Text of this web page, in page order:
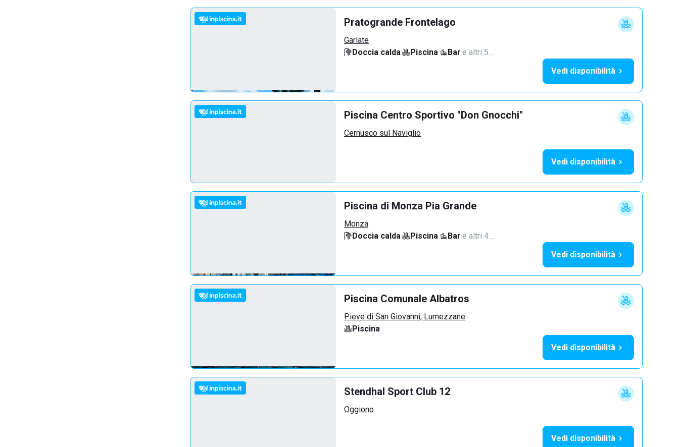
Pratogrande Frontelago
Garlate
Doccia calda· Piscina· Bar·e altri 5…
Vedi disponibilità
Piscina Centro Sportivo "Don Gnocchi"
Cernusco sul Naviglio
Vedi disponibilità
Piscina di Monza Pia Grande
Monza
Doccia calda· Piscina· Bar·e altri 4…
Vedi disponibilità
Piscina Comunale Albatros
Pieve di San Giovanni, Lumezzane
Piscina
Vedi disponibilità
Stendhal Sport Club 12
Oggiono
Vedi disponibilità